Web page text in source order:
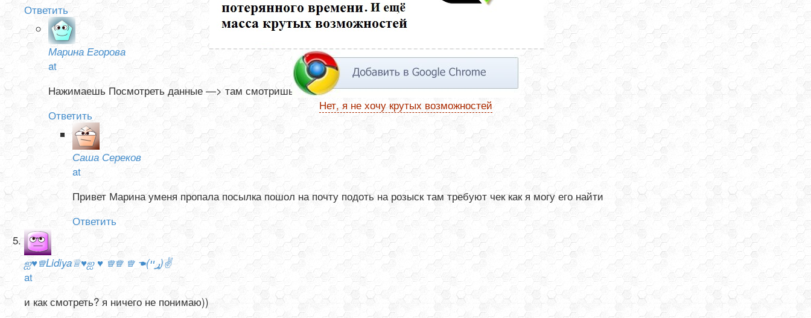
Ответить
Марина Егорова
at
Нажимаешь Посмотреть данные —> там смотришь Номер отслеживания -это и есть треккод
Ответить
Саша Сереков
at
Привет Марина уменя пропала посылка пошол на почту подоть на розыск там требуют чек как я могу его найти
Ответить
ஐ♥♕Lidiya♕♥ஐ ♥ ♕♕ ♕ ☚(ړײ)✌
at
и как смотреть? я ничего не понимаю))
Нет, я не хочу крутых возможностей